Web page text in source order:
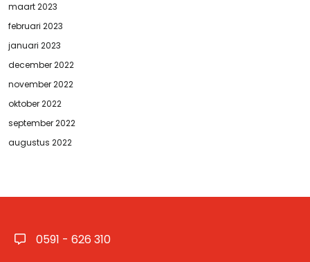
maart 2023
februari 2023
januari 2023
december 2022
november 2022
oktober 2022
september 2022
augustus 2022
0591 - 626 310